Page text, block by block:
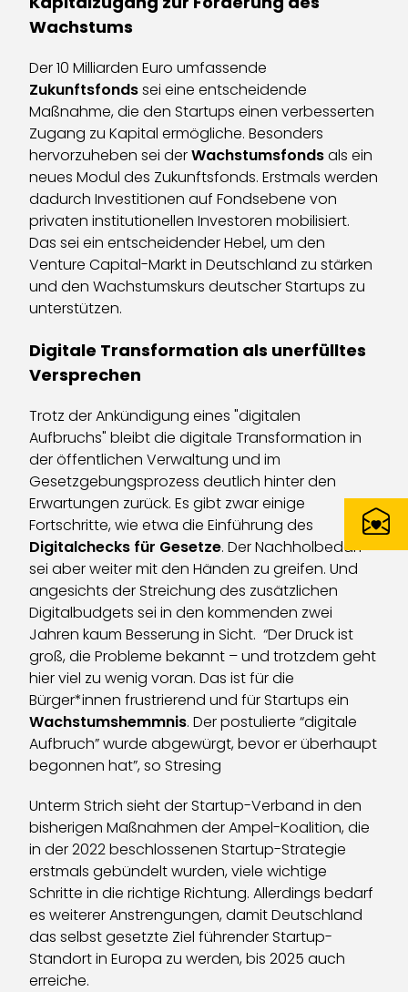
Wachstums
Der 10 Milliarden Euro umfassende
Zukunftsfondssei eine entscheidende
Maßnahme, die den Startups einen verbesserten
Zugang zu Kapital ermögliche. Besonders
hervorzuheben sei derWachstumsfondsals ein
neues Modul des Zukunftsfonds. Erstmals werden
dadurch Investitionen auf Fondsebene von
privaten institutionellen Investoren mobilisiert.
Das sei ein entscheidender Hebel, um den
Venture Capital-Markt in Deutschland zu stärken
und den Wachstumskurs deutscher Startups zu
unterstützen.
Digitale Transformation als unerfülltes
Versprechen
Trotz der Ankündigung eines "digitalen
Aufbruchs" bleibt die digitale Transformation in
der öffentlichen Verwaltung und im
Gesetzgebungsprozess deutlich hinter den
Erwartungen zurück. Es gibt zwar einige
Fortschritte, wie etwa die Einführung des
Digitalchecks für Gesetze. Der Nachholbedarf
sei aber weiter mit den Händen zu greifen. Und
angesichts der Streichung des zusätzlichen
Digitalbudgets sei in den kommenden zwei
Jahren kaum Besserung in Sicht. “Der Druck ist
groß, die Probleme bekannt – und trotzdem geht
hier viel zu wenig voran. Das ist für die
Bürger*innen frustrierend und für Startups ein
Wachstumshemmnis. Der postulierte “digitale
Aufbruch” wurde abgewürgt, bevor er überhaupt
begonnen hat”, so Stresing
Unterm Strich sieht der Startup-Verband in den
bisherigen Maßnahmen der Ampel-Koalition, die
in der 2022 beschlossenen Startup-Strategie
erstmals gebündelt wurden, viele wichtige
Schritte in die richtige Richtung. Allerdings bedarf
es weiterer Anstrengungen, damit Deutschland
das selbst gesetzte Ziel führender Startup-
Standort in Europa zu werden, bis 2025 auch
erreiche.